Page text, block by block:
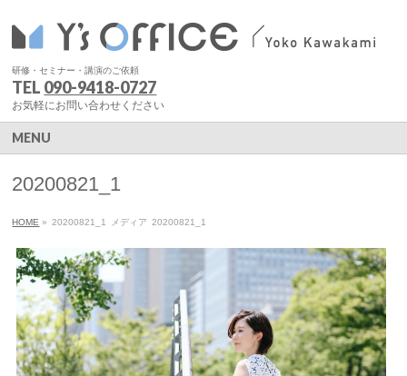
研修・セミナー・講演のご依頼
TEL 090-9418-0727
お気軽にお問い合わせください
MENU
20200821_1
HOME » 20200821_1 メディア 20200821_1